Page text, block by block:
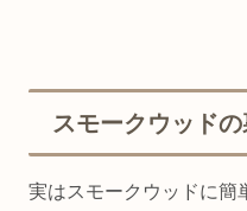
スモークウッド
実はスモークウッドに簡